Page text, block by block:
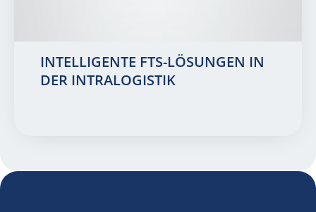
INTELLIGENTE FTS-LÖSUNGEN IN
DER INTRALOGISTIK